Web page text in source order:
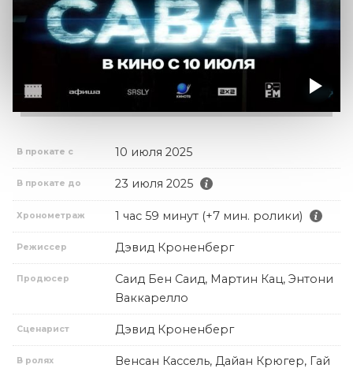
В прокате с 10 июля 2025
В прокате до 23 июля 2025
Хронометраж 1 час 59 минут (+7 мин. ролики)
Режиссер Дэвид Кроненберг
Продюсер
Саид Бен Саид, Мартин Кац, Энтони
Ваккарелло
Сценарист Дэвид Кроненберг
В ролях
Венсан Кассель, Дайан Крюгер, Гай